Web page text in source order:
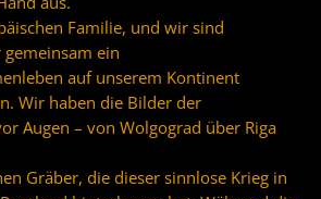
Familie, und wir sind
ein
auf unserem Kontinent
Wir haben die Bilder der
Augen – von Wolgograd über Riga
Gräber, die dieser sinnlose Krieg in